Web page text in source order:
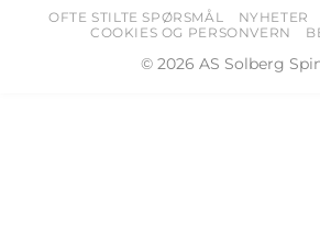
OFTE STILTE SPØRSMÅL NYHETER
COOKIES OG PERSONVERN
© 2026 AS Solberg